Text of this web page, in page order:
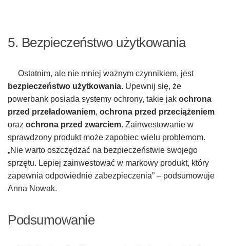
5. Bezpieczeństwo użytkowania
Ostatnim, ale nie mniej ważnym czynnikiem, jest
bezpieczeństwo użytkowania. Upewnij się, że
powerbank posiada systemy ochrony, takie jak ochrona
przed przeładowaniem, ochrona przed przeciążeniem
oraz ochrona przed zwarciem. Zainwestowanie w
sprawdzony produkt może zapobiec wielu problemom.
„Nie warto oszczędzać na bezpieczeństwie swojego
sprzętu. Lepiej zainwestować w markowy produkt, który
zapewnia odpowiednie zabezpieczenia” – podsumowuje
Anna Nowak.
Podsumowanie